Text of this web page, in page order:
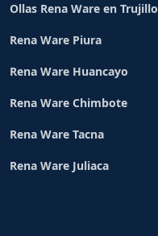
Ollas Rena Ware en Trujillo
Rena Ware Piura
Rena Ware Huancayo
Rena Ware Chimbote
Rena Ware Tacna
Rena Ware Juliaca